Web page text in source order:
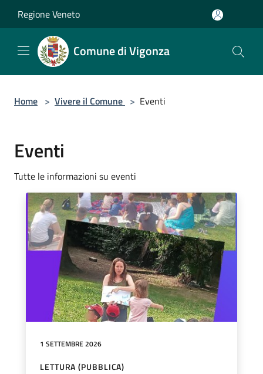
Regione Veneto
Comune di Vigonza
Home > Vivere il Comune > Eventi
Eventi
Tutte le informazioni su eventi
1 SETTEMBRE 2026
LETTURA (PUBBLICA)